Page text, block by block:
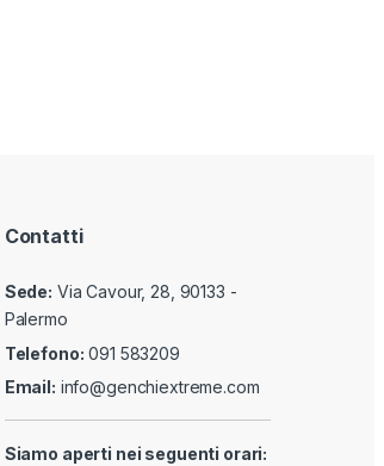
Contatti
Sede: Via Cavour, 28, 90133 -
Palermo
Telefono: 091 583209
Email: info@genchiextreme.com
Siamo aperti nei seguenti orari: